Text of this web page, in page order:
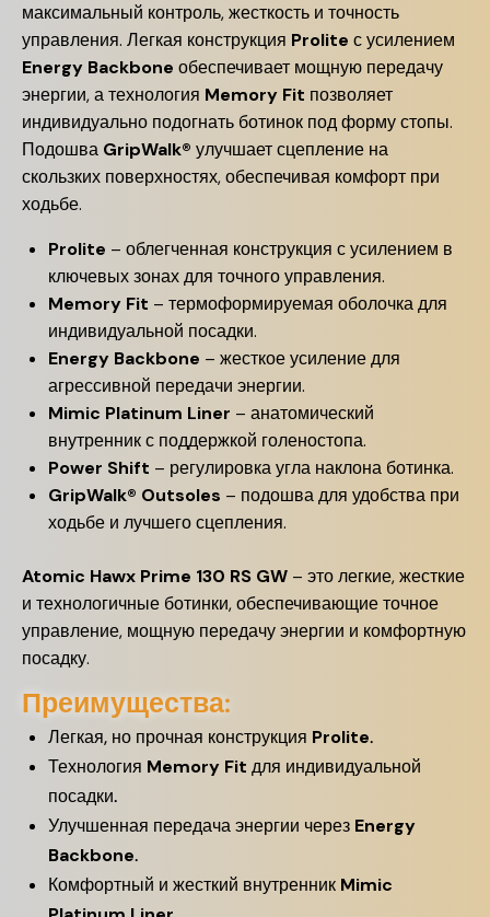
максимальный контроль, жесткость и точность
управления. Легкая конструкция Prolite с усилением
Energy Backbone обеспечивает мощную передачу
энергии, а технология Memory Fit позволяет
индивидуально подогнать ботинок под форму стопы.
Подошва GripWalk® улучшает сцепление на
скользких поверхностях, обеспечивая комфорт при
ходьбе.
Prolite – облегченная конструкция с усилением в
ключевых зонах для точного управления.
Memory Fit – термоформируемая оболочка для
индивидуальной посадки.
Energy Backbone – жесткое усиление для
агрессивной передачи энергии.
Mimic Platinum Liner – анатомический
внутренник с поддержкой голеностопа.
Power Shift – регулировка угла наклона ботинка.
GripWalk® Outsoles – подошва для удобства при
ходьбе и лучшего сцепления.
Atomic Hawx Prime 130 RS GW – это легкие, жесткие
и технологичные ботинки, обеспечивающие точное
управление, мощную передачу энергии и комфортную
посадку.
Преимущества:
Легкая, но прочная конструкция Prolite.
Технология Memory Fit для индивидуальной
посадки.
Улучшенная передача энергии через Energy
Backbone.
Комфортный и жесткий внутренник Mimic